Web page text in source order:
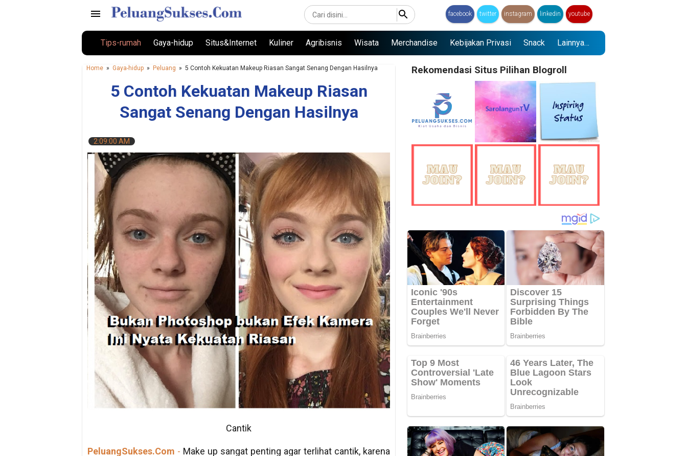
Langsung ke konten utama facebook twitter instagram linkedin youtube
Tips-rumah Gaya-hidup Situs&Internet Kuliner Agribisnis Wisata Merchandise Kebijakan Privasi Snack Lainnya…
Home » Gaya-hidup » Peluang » 5 Contoh Kekuatan Makeup Riasan Sangat Senang Dengan Hasilnya
5 Contoh Kekuatan Makeup Riasan
Sangat Senang Dengan Hasilnya
2:09:00 AM
Cantik
PeluangSukses.Com - Make up sangat penting agar terlihat cantik, karena
Rekomendasi Situs Pilihan Blogroll